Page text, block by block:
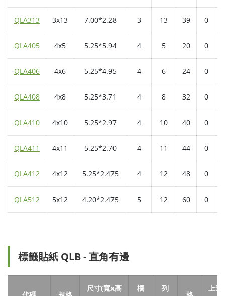
QLA313 3x13 7.00*2.28 3 13 39 0
QLA405 4x5 5.25*5.94 4 5 20 0
QLA406 4x6 5.25*4.95 4 6 24 0
QLA408 4x8 5.25*3.71 4 8 32 0
QLA410 4x10 5.25*2.97 4 10 40 0
QLA411 4x11 5.25*2.70 4 11 44 0
QLA412 4x12 5.25*2.475 4 12 48 0
QLA512 5x12 4.20*2.475 5 12 60 0
標籤貼紙 QLB - 直角有邊
尺寸(寬x高 欄 列 上邊